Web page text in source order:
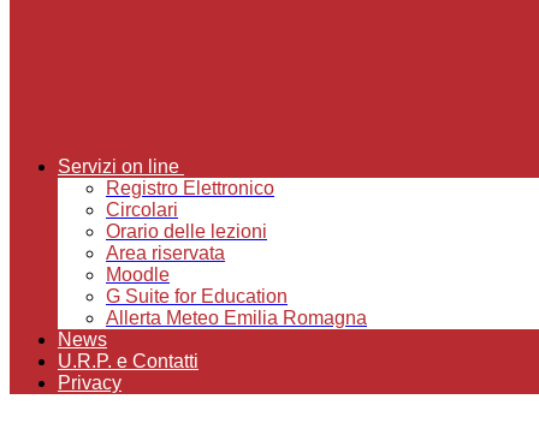
Servizi on line
Registro Elettronico
Circolari
Orario delle lezioni
Area riservata
Moodle
G Suite for Education
Allerta Meteo Emilia Romagna
News
U.R.P. e Contatti
Privacy